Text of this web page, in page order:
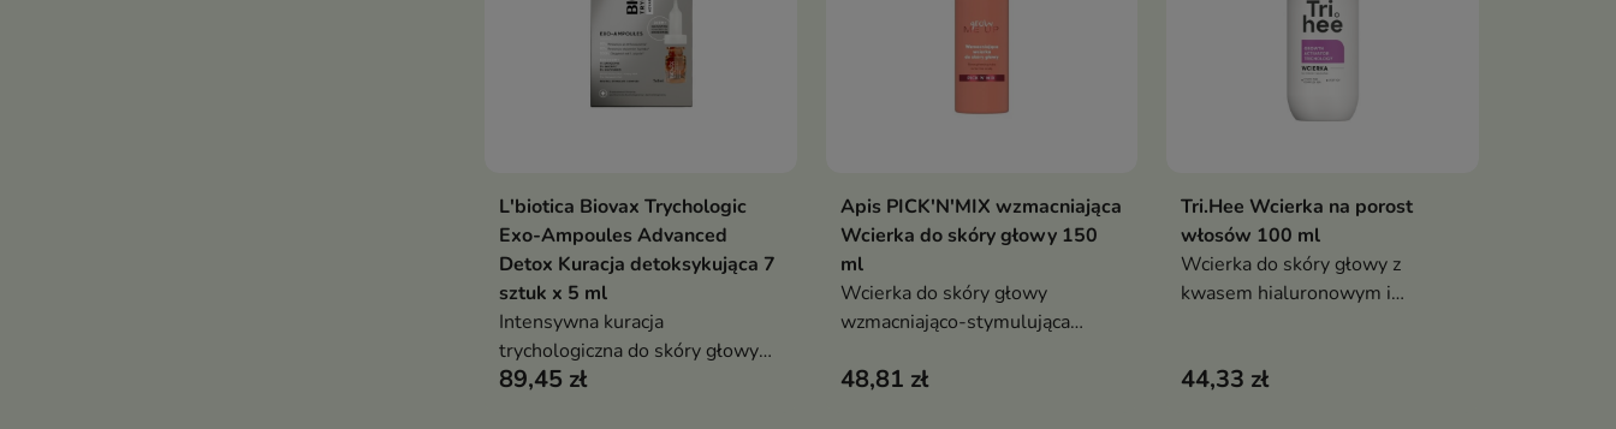
Dodaj do koszyka
L'biotica Biovax Trychologic
Exo-Ampoules Advanced
Detox Kuracja detoksykująca 7
sztuk x 5 ml
Intensywna kuracja
trychologiczna do skóry głowy
łojotokowej, szybko
89,45 zł
Dodaj do koszyka
Apis PICK'N'MIX wzmacniająca
Wcierka do skóry głowy 150
ml
Wcierka do skóry głowy
wzmacniająco-stymulująca
zaawansowany kosmetyk, który
48,81 zł
Dodaj do koszyka
Tri.Hee Wcierka na porost
włosów 100 ml
Wcierka do skóry głowy z
kwasem hialuronowym i
wspiera zdrowy wzrost włosów i
44,33 zł